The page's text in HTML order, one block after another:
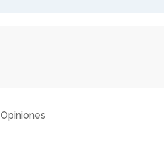
Opiniones